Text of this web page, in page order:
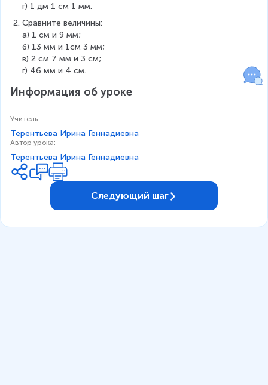
г) 1 дм 1 см 1 мм.
Сравните величины:
а) 1 см и 9 мм;
б) 13 мм и 1см 3 мм;
в) 2 см 7 мм и 3 см;
г) 46 мм и 4 см.
Информация об уроке
Учитель:
Терентьева Ирина Геннадиевна
Автор урока:
Терентьева Ирина Геннадиевна
Следующий шаг